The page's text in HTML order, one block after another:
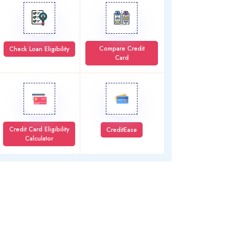
Check Loan Eligibility
Compare Credit
Card
Credit Card Eligibility
Calculator
CreditEase